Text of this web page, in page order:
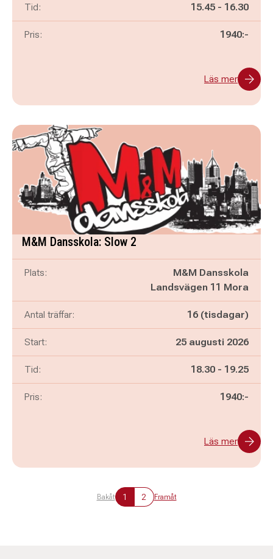
Tid: Pågår mellan
15.45 - och
16.30
Pris: 1940:-
Läs mer
M&M Dansskola: Slow 2
Plats:
M&M Dansskola
Landsvägen 11 Mora
Antal träffar: 16 (tisdagar)
Start: 25 augusti 2026
Tid: Pågår mellan
18.30 - och
19.25
Pris: 1940:-
Läs mer
Bakåt 1 2 Framåt